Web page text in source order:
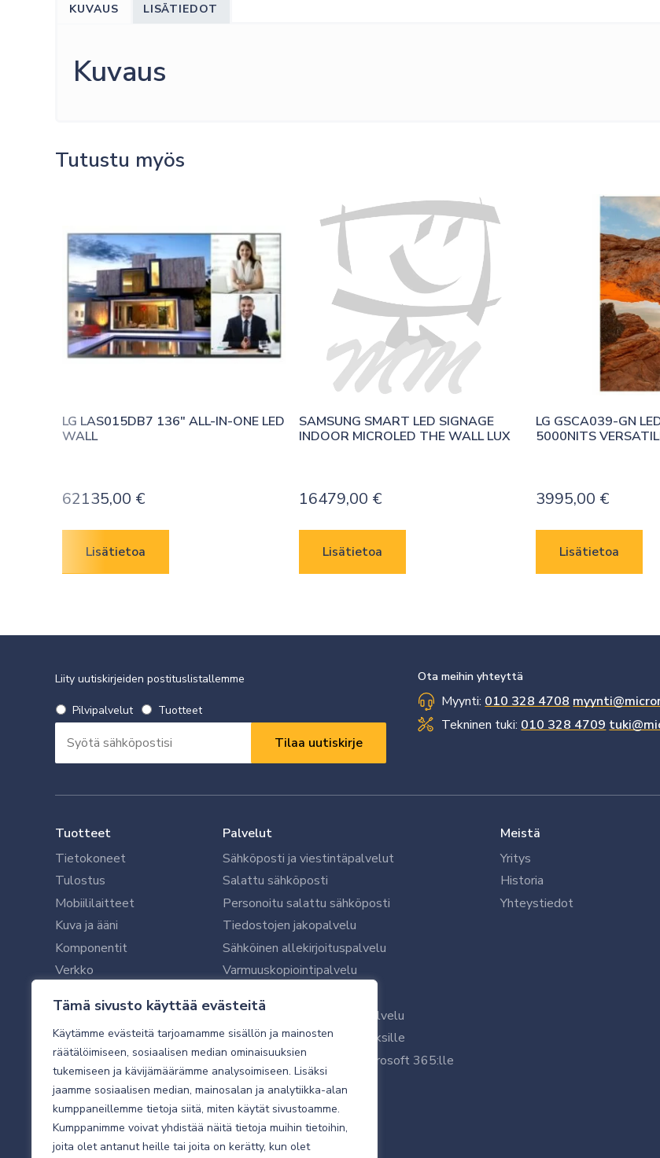
Tämä sivusto käyttää evästeitä
Käytämme evästeitä tarjoamamme sisällön ja mainosten
räätälöimiseen, sosiaalisen median ominaisuuksien
tukemiseen ja kävijämäärämme analysoimiseen. Lisäksi
jaamme sosiaalisen median, mainosalan ja analytiikka-alan
kumppaneillemme tietoja siitä, miten käytät sivustoamme.
Kumppanimme voivat yhdistää näitä tietoja muihin tietoihin,
joita olet antanut heille tai joita on kerätty, kun olet
KUVAUS LISÄTIEDOT
Kuvaus
Tutustu myös
LG LAS015DB7 136″ ALL-IN-ONE LED
WALL
62135,00 €
Lisätietoa
SAMSUNG SMART LED SIGNAGE
INDOOR MICROLED THE WALL LUX
16479,00 €
Lisätietoa
LG GSCA039-GN
5000NITS
3995,00 €
Lisätietoa
Liity uutiskirjeiden postituslistallemme
Valitse
uutiskirje
*
Vaaditaan
Pilvipalvelut Tuotteet
*
Vaaditaan
Ota meihin yhteyttä
Myynti: 010 328 4708
Tekninen tuki: 010 328 4709
Tuotteet
Tietokoneet
Tulostus
Mobiililaitteet
Kuva ja ääni
Komponentit
Verkko
Oheislaitteet
Palvelut
Sähköposti ja viestintäpalvelut
Salattu sähköposti
Personoitu salattu sähköposti
Tiedostojen jakopalvelu
Sähköinen allekirjoituspalvelu
Varmuuskopiointipalvelu
Microsoft 365 -varmistuspalvelu
WithSecure tietoturva yrityksille
WithSecuren tietoturva Microsoft 365:lle
Käyttäjätukipalvelu
Tietoturvakartoitus
Sähköpostikartoitus
Valvottu tietoturva 24/7
Meistä
Yritys
Historia
Yhteystiedot